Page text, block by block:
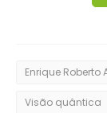
Visão quântica